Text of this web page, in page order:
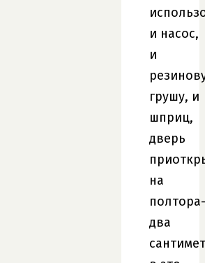
и насос,
и
грушу, и
шприц,
дверь
на
полтора-
два